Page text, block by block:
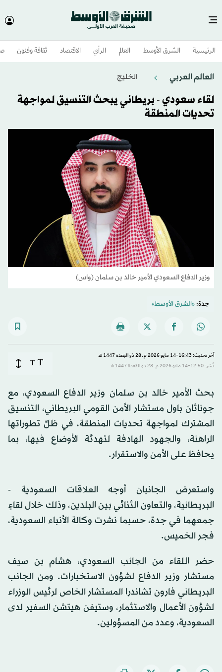
الرئيسية الشرق الأوسط​ العالم الرأي الاقتصاد ثقافة وفنون
العالم العربي الخليج
لقاء سعودي - بريطاني يبحث التنسيق لمواجهة
تحديات المنطقة
وزير الدفاع السعودي الأمير خالد بن سلمان (واس)
جدة:«الشرق الأوسط»
آخر تحديث: 16:43-14 مايو 2026 م ـ 28 ذو القِعدة 1447 هـ
نُشر: 12:50-14 مايو 2026 م ـ 28 ذو القِعدة 1447 هـ
T
T
بحث الأمير خالد بن سلمان وزير الدفاع السعودي، مع
جوناثان باول مستشار الأمن القومي البريطاني، التنسيق
المشترك لمواجهة تحديات المنطقة، في ظلِّ تطوراتها
الراهنة، والجهود الهادفة لتهدئة الأوضاع فيها، بما
يحافظ على الأمن والاستقرار.
واستعرض الجانبان أوجه العلاقات السعودية -
البريطانية، والتعاون الثنائي بين البلدين، وذلك خلال لقاءٍ
جمعهما في جدة، حسبما نشرت وكالة الأنباء السعودية،
فجر الخميس.
حضر اللقاء من الجانب السعودي، هشام بن سيف
مستشار وزير الدفاع لشؤون الاستخبارات. ومن الجانب
البريطاني فارون تشاندرا المستشار الخاص لرئيس الوزراء
لشؤون الأعمال والاستثمار، وستيفن هيتشن السفير لدى
السعودية، وعدد من المسؤولين.